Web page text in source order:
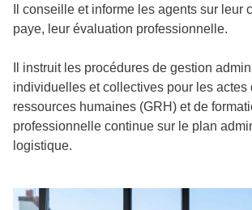
Il conseille et informe les agents sur leur
paye, leur évaluation professionnelle.
Il instruit les procédures de gestion
individuelles et collectives pour les actes
ressources humaines (GRH) et de
professionnelle continue sur le plan
logistique.